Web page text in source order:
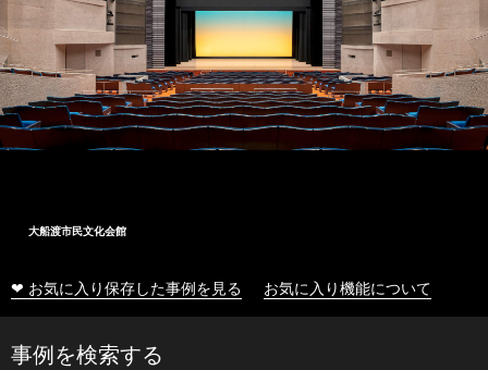
大船渡市民文化会館
❤ お気に入り保存した事例を見る お気に入り機能について
事例を検索する